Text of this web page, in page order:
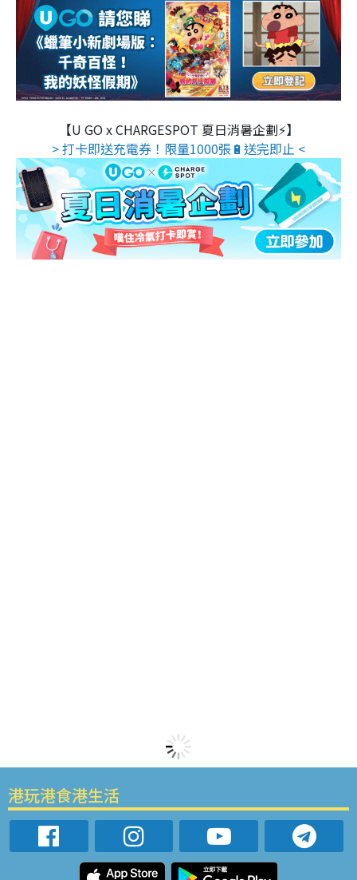
【U GO x CHARGESPOT 夏日消暑企劃⚡】
> 打卡即送充電券！限量1000張🔋送完即止 <
港玩港食港生活